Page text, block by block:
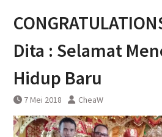
Dita : Selamat
Hidup Baru
7 Mei 2018 CheaW